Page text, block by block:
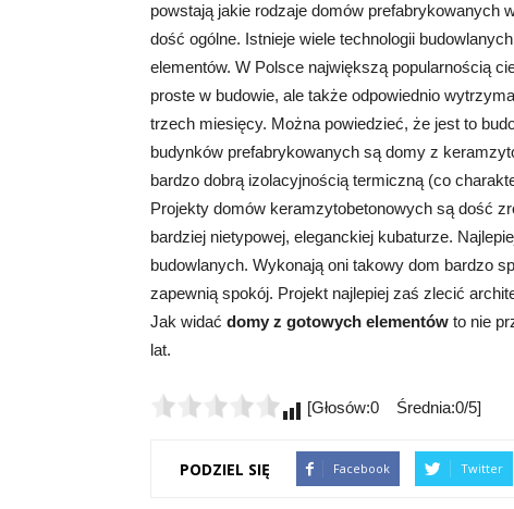
powstają jakie rodzaje domów prefabrykowanych
dość ogólne. Istnieje wiele technologii
elementów. W Polsce największą popularnością
proste w budowie, ale także odpowiednio
trzech miesięcy. Można powiedzieć, że jest to
budynków prefabrykowanych są domy z
bardzo dobrą izolacyjnością termiczną (co
Projekty domów keramzytobetonowych są dość
bardziej nietypowej, eleganckiej kubaturze.
budowlanych. Wykonają oni takowy dom bardzo
zapewnią spokój. Projekt najlepiej zaś zlecić
Jak widać domy z gotowych elementów to nie
lat.
[Głosów:0 Średnia:0/5]
PODZIEL SIĘ Facebook Twitter